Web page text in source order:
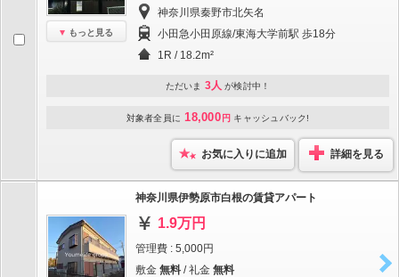
もっと見る
神奈川県秦野市北矢名
小田急小田原線/東海大学前駅 歩18分
1R / 18.2m²
ただいま 3人 が検討中！
対象者全員に 18,000 円 キャッシュバック!
お気に入りに追加 詳細を見る
神奈川県伊勢原市白根の賃貸アパート
1.9万円
管理費 : 5,000円
敷金 無料 / 礼金 無料